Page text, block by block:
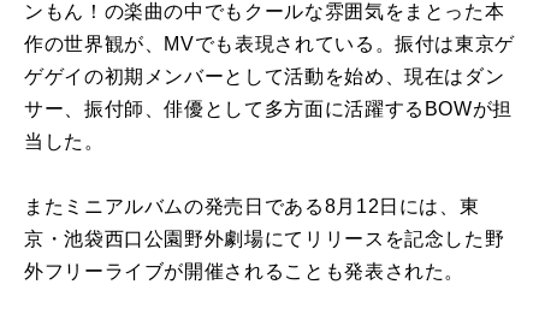
ンもん！の楽曲の中でもクールな雰囲気をまとった本
作の世界観が、MVでも表現されている。振付は東京ゲ
ゲゲイの初期メンバーとして活動を始め、現在はダン
サー、振付師、俳優として多方面に活躍するBOWが担
当した。
またミニアルバムの発売日である8月12日には、東
京・池袋西口公園野外劇場にてリリースを記念した野
外フリーライブが開催されることも発表された。